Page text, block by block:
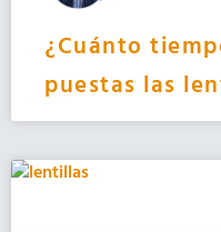
¿Cuánto
puestas las